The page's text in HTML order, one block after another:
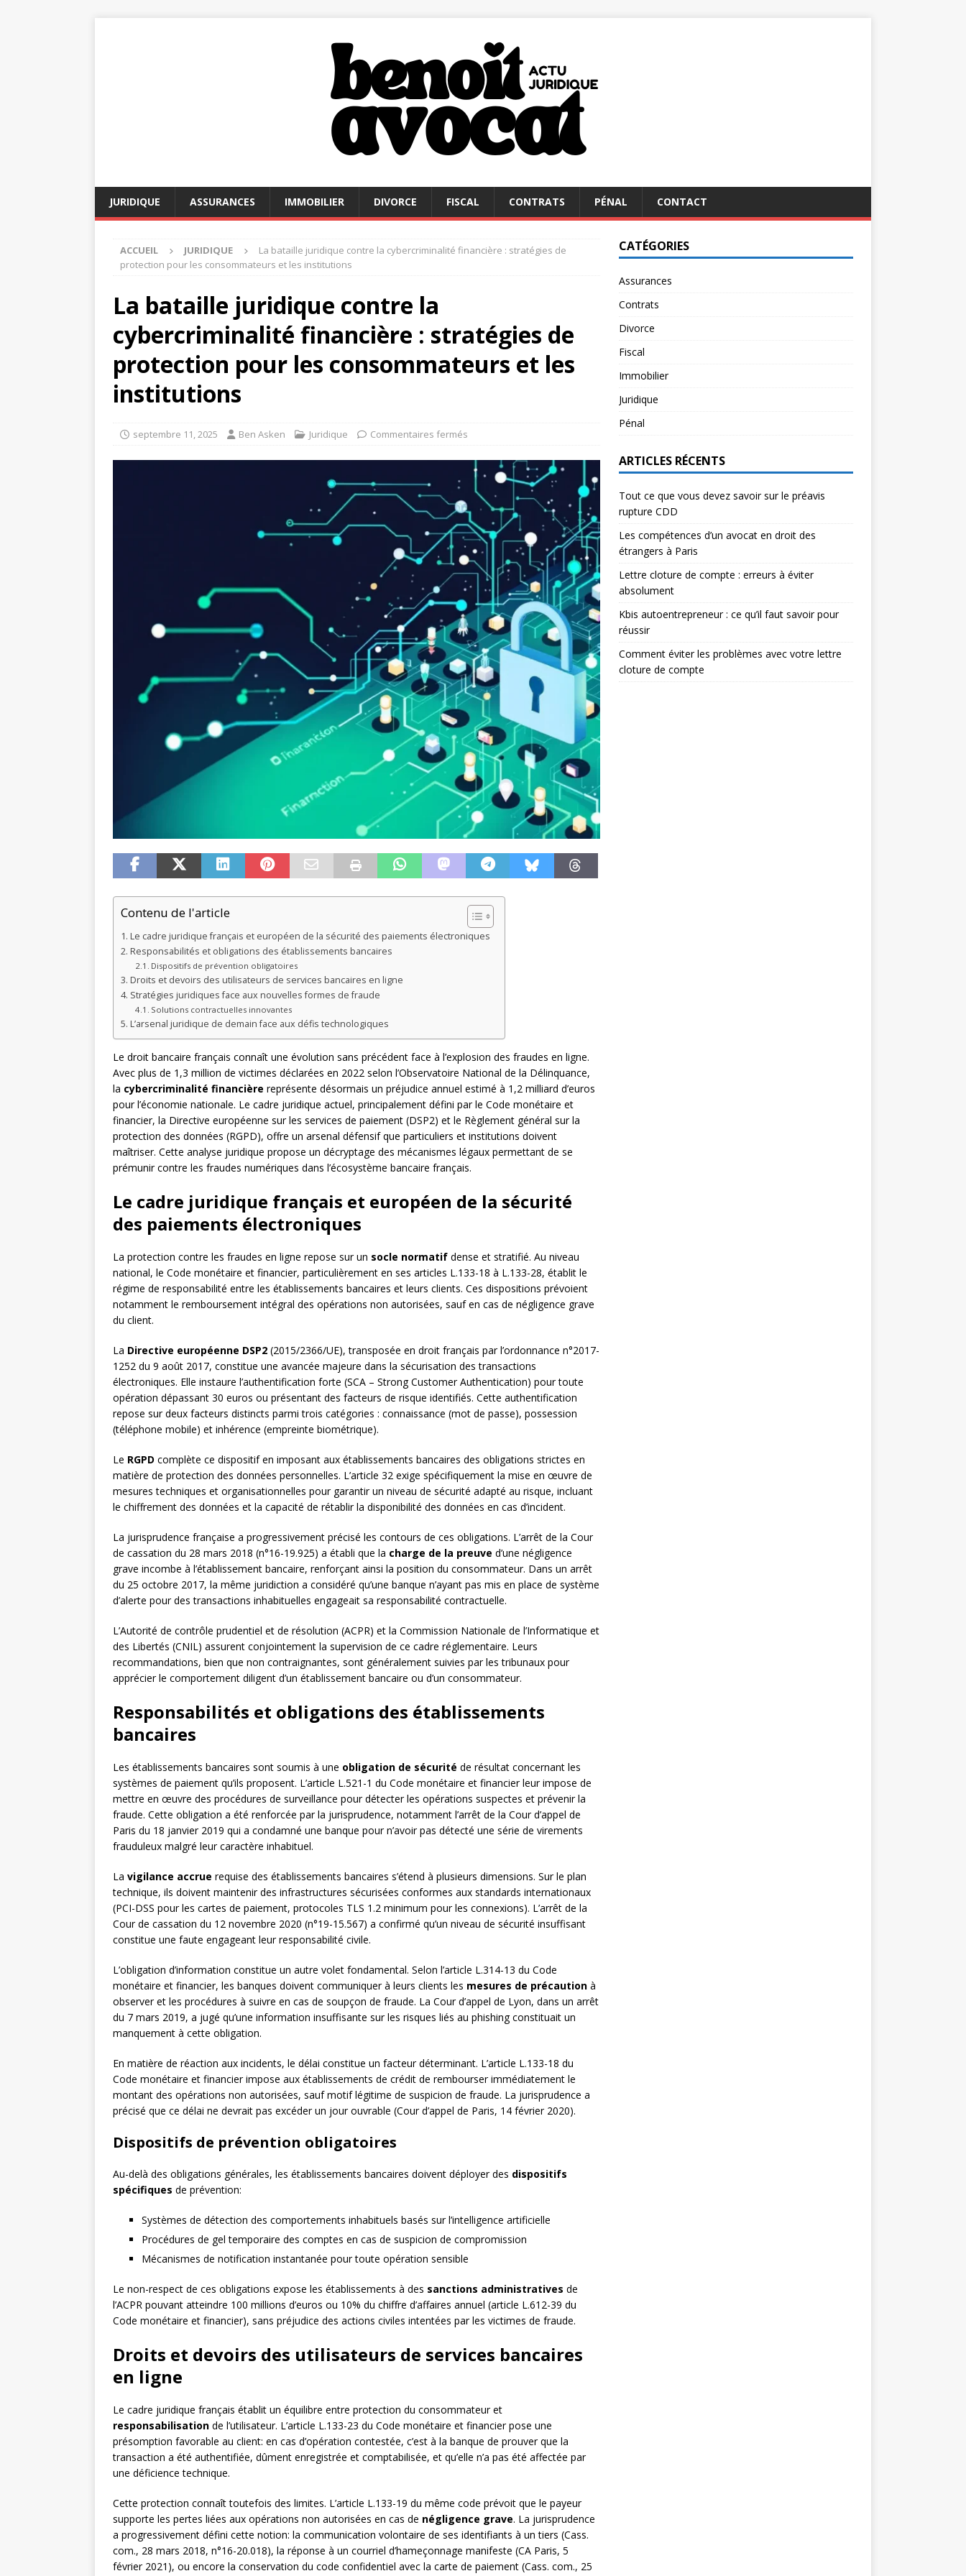
JURIDIQUE ASSURANCES IMMOBILIER DIVORCE FISCAL CONTRATS PÉNAL CONTACT
ACCUEIL JURIDIQUE
La bataille juridique contre la cybercriminalité financière : stratégies de
protection pour les consommateurs et les institutions
La bataille juridique contre la
cybercriminalité financière : stratégies de
protection pour les consommateurs et les
institutions
septembre 11, 2025 Ben Asken Juridique Commentaires fermés
Contenu de l'article
Le cadre juridique français et européen de la sécurité des paiements électroniques
Responsabilités et obligations des établissements bancaires
Dispositifs de prévention obligatoires
Droits et devoirs des utilisateurs de services bancaires en ligne
Stratégies juridiques face aux nouvelles formes de fraude
Solutions contractuelles innovantes
L’arsenal juridique de demain face aux défis technologiques
Le droit bancaire français connaît une évolution sans précédent face à l’explosion des fraudes en ligne.
Avec plus de 1,3 million de victimes déclarées en 2022 selon l’Observatoire National de la Délinquance,
la cybercriminalité financière représente désormais un préjudice annuel estimé à 1,2 milliard d’euros
pour l’économie nationale. Le cadre juridique actuel, principalement défini par le Code monétaire et
financier, la Directive européenne sur les services de paiement (DSP2) et le Règlement général sur la
protection des données (RGPD), offre un arsenal défensif que particuliers et institutions doivent
maîtriser. Cette analyse juridique propose un décryptage des mécanismes légaux permettant de se
prémunir contre les fraudes numériques dans l’écosystème bancaire français.
Le cadre juridique français et européen de la sécurité
des paiements électroniques
La protection contre les fraudes en ligne repose sur un socle normatif dense et stratifié. Au niveau
national, le Code monétaire et financier, particulièrement en ses articles L.133-18 à L.133-28, établit le
régime de responsabilité entre les établissements bancaires et leurs clients. Ces dispositions prévoient
notamment le remboursement intégral des opérations non autorisées, sauf en cas de négligence grave
du client.
La Directive européenne DSP2 (2015/2366/UE), transposée en droit français par l’ordonnance n°2017-
1252 du 9 août 2017, constitue une avancée majeure dans la sécurisation des transactions
électroniques. Elle instaure l’authentification forte (SCA – Strong Customer Authentication) pour toute
opération dépassant 30 euros ou présentant des facteurs de risque identifiés. Cette authentification
repose sur deux facteurs distincts parmi trois catégories : connaissance (mot de passe), possession
(téléphone mobile) et inhérence (empreinte biométrique).
Le RGPD complète ce dispositif en imposant aux établissements bancaires des obligations strictes en
matière de protection des données personnelles. L’article 32 exige spécifiquement la mise en œuvre de
mesures techniques et organisationnelles pour garantir un niveau de sécurité adapté au risque, incluant
le chiffrement des données et la capacité de rétablir la disponibilité des données en cas d’incident.
La jurisprudence française a progressivement précisé les contours de ces obligations. L’arrêt de la Cour
de cassation du 28 mars 2018 (n°16-19.925) a établi que la charge de la preuve d’une négligence
grave incombe à l’établissement bancaire, renforçant ainsi la position du consommateur. Dans un arrêt
du 25 octobre 2017, la même juridiction a considéré qu’une banque n’ayant pas mis en place de système
d’alerte pour des transactions inhabituelles engageait sa responsabilité contractuelle.
L’Autorité de contrôle prudentiel et de résolution (ACPR) et la Commission Nationale de l’Informatique et
des Libertés (CNIL) assurent conjointement la supervision de ce cadre réglementaire. Leurs
recommandations, bien que non contraignantes, sont généralement suivies par les tribunaux pour
apprécier le comportement diligent d’un établissement bancaire ou d’un consommateur.
Responsabilités et obligations des établissements
bancaires
Les établissements bancaires sont soumis à une obligation de sécurité de résultat concernant les
systèmes de paiement qu’ils proposent. L’article L.521-1 du Code monétaire et financier leur impose de
mettre en œuvre des procédures de surveillance pour détecter les opérations suspectes et prévenir la
fraude. Cette obligation a été renforcée par la jurisprudence, notamment l’arrêt de la Cour d’appel de
Paris du 18 janvier 2019 qui a condamné une banque pour n’avoir pas détecté une série de virements
frauduleux malgré leur caractère inhabituel.
La vigilance accrue requise des établissements bancaires s’étend à plusieurs dimensions. Sur le plan
technique, ils doivent maintenir des infrastructures sécurisées conformes aux standards internationaux
(PCI-DSS pour les cartes de paiement, protocoles TLS 1.2 minimum pour les connexions). L’arrêt de la
Cour de cassation du 12 novembre 2020 (n°19-15.567) a confirmé qu’un niveau de sécurité insuffisant
constitue une faute engageant leur responsabilité civile.
L’obligation d’information constitue un autre volet fondamental. Selon l’article L.314-13 du Code
monétaire et financier, les banques doivent communiquer à leurs clients les mesures de précaution à
observer et les procédures à suivre en cas de soupçon de fraude. La Cour d’appel de Lyon, dans un arrêt
du 7 mars 2019, a jugé qu’une information insuffisante sur les risques liés au phishing constituait un
manquement à cette obligation.
En matière de réaction aux incidents, le délai constitue un facteur déterminant. L’article L.133-18 du
Code monétaire et financier impose aux établissements de crédit de rembourser immédiatement le
montant des opérations non autorisées, sauf motif légitime de suspicion de fraude. La jurisprudence a
précisé que ce délai ne devrait pas excéder un jour ouvrable (Cour d’appel de Paris, 14 février 2020).
Dispositifs de prévention obligatoires
Au-delà des obligations générales, les établissements bancaires doivent déployer des dispositifs
spécifiques de prévention:
Systèmes de détection des comportements inhabituels basés sur l’intelligence artificielle
Procédures de gel temporaire des comptes en cas de suspicion de compromission
Mécanismes de notification instantanée pour toute opération sensible
Le non-respect de ces obligations expose les établissements à des sanctions administratives de
l’ACPR pouvant atteindre 100 millions d’euros ou 10% du chiffre d’affaires annuel (article L.612-39 du
Code monétaire et financier), sans préjudice des actions civiles intentées par les victimes de fraude.
Droits et devoirs des utilisateurs de services bancaires
en ligne
Le cadre juridique français établit un équilibre entre protection du consommateur et
responsabilisation de l’utilisateur. L’article L.133-23 du Code monétaire et financier pose une
présomption favorable au client: en cas d’opération contestée, c’est à la banque de prouver que la
transaction a été authentifiée, dûment enregistrée et comptabilisée, et qu’elle n’a pas été affectée par
une déficience technique.
Cette protection connaît toutefois des limites. L’article L.133-19 du même code prévoit que le payeur
supporte les pertes liées aux opérations non autorisées en cas de négligence grave. La jurisprudence
a progressivement défini cette notion: la communication volontaire de ses identifiants à un tiers (Cass.
com., 28 mars 2018, n°16-20.018), la réponse à un courriel d’hameçonnage manifeste (CA Paris, 5
février 2021), ou encore la conservation du code confidentiel avec la carte de paiement (Cass. com., 25
CATÉGORIES
Assurances
Contrats
Divorce
Fiscal
Immobilier
Juridique
Pénal
ARTICLES RÉCENTS
Tout ce que vous devez savoir sur le préavis
rupture CDD
Les compétences d’un avocat en droit des
étrangers à Paris
Lettre cloture de compte : erreurs à éviter
absolument
Kbis autoentrepreneur : ce qu’il faut savoir pour
réussir
Comment éviter les problèmes avec votre lettre
cloture de compte